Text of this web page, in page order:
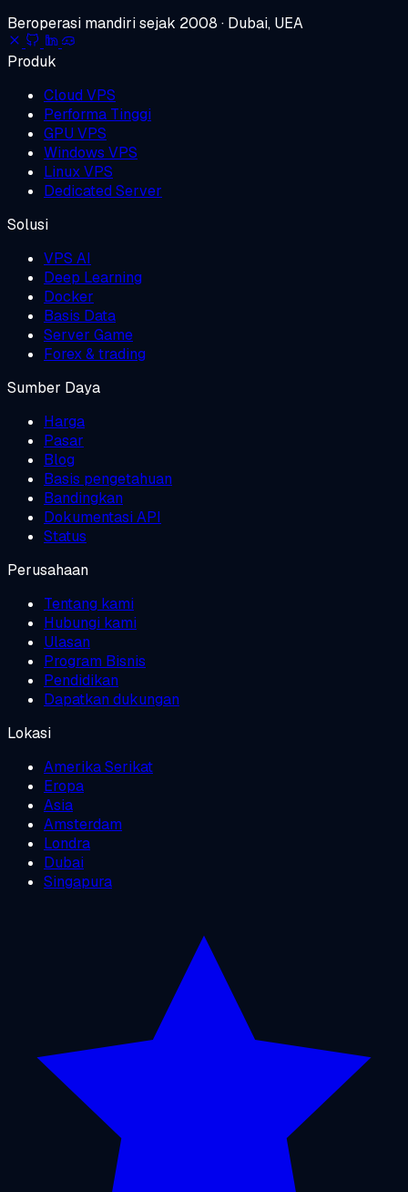
Beroperasi mandiri sejak 2008 · Dubai, UEA
Produk
Cloud VPS
Performa Tinggi
GPU VPS
Windows VPS
Linux VPS
Dedicated Server
Solusi
VPS AI
Deep Learning
Docker
Basis Data
Server Game
Forex & trading
Sumber Daya
Harga
Pasar
Blog
Basis pengetahuan
Bandingkan
Dokumentasi API
Status
Perusahaan
Tentang kami
Hubungi kami
Ulasan
Program Bisnis
Pendidikan
Dapatkan dukungan
Lokasi
Amerika Serikat
Eropa
Asia
Amsterdam
Londra
Dubai
Singapura